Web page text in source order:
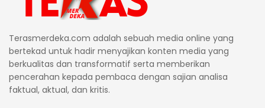
Terasmerdeka.com adalah sebuah media online yang
bertekad untuk hadir menyajikan konten media yang
berkualitas dan transformatif serta memberikan
pencerahan kepada pembaca dengan sajian analisa
faktual, aktual, dan kritis.